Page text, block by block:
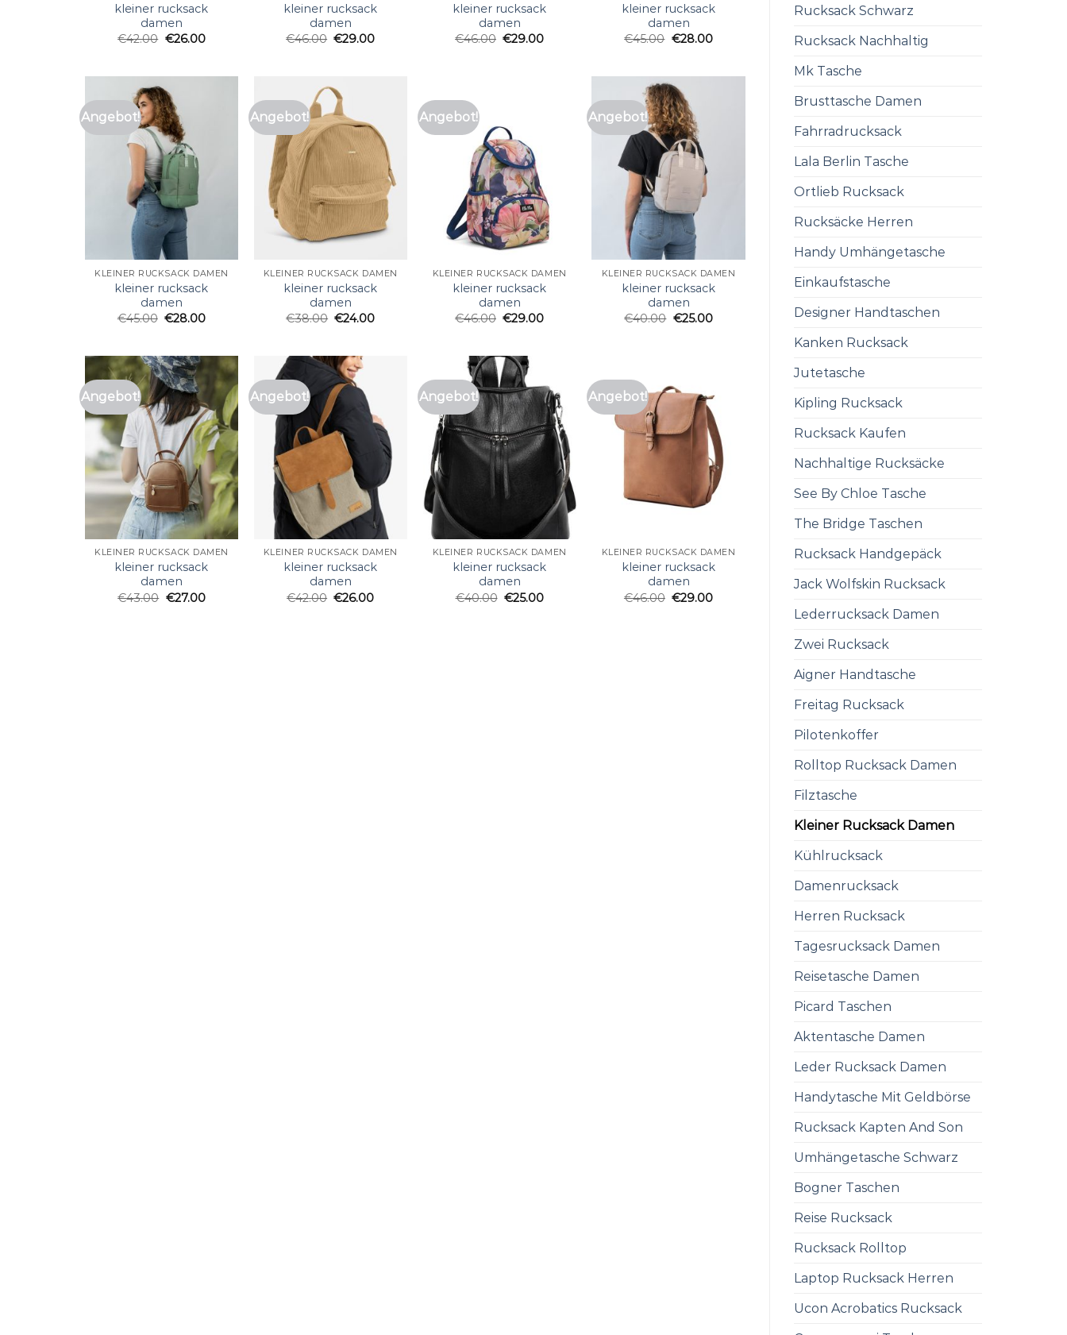
Rucksack Schwarz
Rucksack Nachhaltig
Mk Tasche
Brusttasche Damen
Fahrradrucksack
Lala Berlin Tasche
Ortlieb Rucksack
Rucksäcke Herren
Handy Umhängetasche
Einkaufstasche
Designer Handtaschen
Kanken Rucksack
Jutetasche
Kipling Rucksack
Rucksack Kaufen
Nachhaltige Rucksäcke
See By Chloe Tasche
The Bridge Taschen
Rucksack Handgepäck
Jack Wolfskin Rucksack
Lederrucksack Damen
Zwei Rucksack
Aigner Handtasche
Freitag Rucksack
Pilotenkoffer
Rolltop Rucksack Damen
Filztasche
Kleiner Rucksack Damen
Kühlrucksack
Damenrucksack
Herren Rucksack
Tagesrucksack Damen
Reisetasche Damen
Picard Taschen
Aktentasche Damen
Leder Rucksack Damen
Handytasche Mit Geldbörse
Rucksack Kapten And Son
Umhängetasche Schwarz
Bogner Taschen
Reise Rucksack
Rucksack Rolltop
Laptop Rucksack Herren
Ucon Acrobatics Rucksack
kleiner rucksack
damen
€42.00 €26.00
kleiner rucksack
damen
€46.00 €29.00
kleiner rucksack
damen
€46.00 €29.00
kleiner rucksack
damen
€45.00 €28.00
Angebot!
KLEINER RUCKSACK DAMEN
kleiner rucksack
damen
€45.00 €28.00
Angebot!
KLEINER RUCKSACK DAMEN
kleiner rucksack
damen
€38.00 €24.00
Angebot!
KLEINER RUCKSACK DAMEN
kleiner rucksack
damen
€46.00 €29.00
Angebot!
KLEINER RUCKSACK DAMEN
kleiner rucksack
damen
€40.00 €25.00
Angebot!
KLEINER RUCKSACK DAMEN
kleiner rucksack
damen
€43.00 €27.00
Angebot!
KLEINER RUCKSACK DAMEN
kleiner rucksack
damen
€42.00 €26.00
Angebot!
KLEINER RUCKSACK DAMEN
kleiner rucksack
damen
€40.00 €25.00
Angebot!
KLEINER RUCKSACK DAMEN
kleiner rucksack
damen
€46.00 €29.00